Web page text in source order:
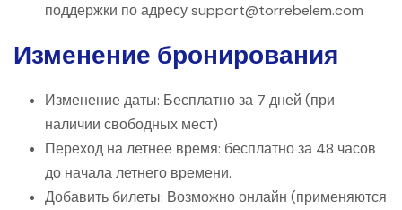
поддержки по адресу support@torrebelem.com
Изменение бронирования
Изменение даты: Бесплатно за 7 дней (при
наличии свободных мест)
Переход на летнее время: бесплатно за 48 часов
до начала летнего времени.
Добавить билеты: Возможно онлайн (применяются